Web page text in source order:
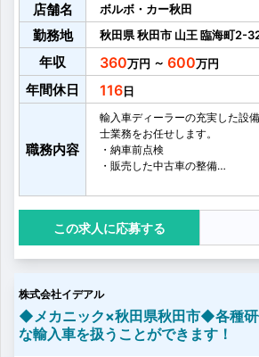
店舗名 ボルボ・カー秋田
勤務地 秋田県秋田市 山王臨海町2-
年収 360 ～ 600
年間休日 116
職務内容
輸入車ディーラーの充実した設
士業務をお任せします。
・納車前点検
・販売した中古車の整備
・洗車業務などのその他整備業
応募する
株式会社イデアル
◆メカニック×秋田県秋田市◆各種研
な輸入車を扱うことができます！